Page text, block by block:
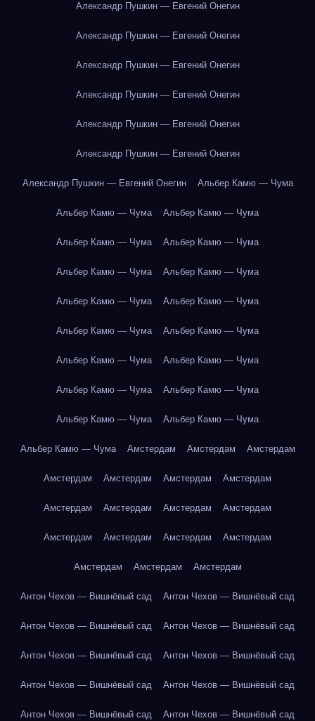
Александр Пушкин — Евгений Онегин
Александр Пушкин — Евгений Онегин
Александр Пушкин — Евгений Онегин
Александр Пушкин — Евгений Онегин
Александр Пушкин — Евгений Онегин
Александр Пушкин — Евгений Онегин
Александр Пушкин — Евгений Онегин Альбер Камю — Чума
Альбер Камю — Чума Альбер Камю — Чума
Альбер Камю — Чума Альбер Камю — Чума
Альбер Камю — Чума Альбер Камю — Чума
Альбер Камю — Чума Альбер Камю — Чума
Альбер Камю — Чума Альбер Камю — Чума
Альбер Камю — Чума Альбер Камю — Чума
Альбер Камю — Чума Альбер Камю — Чума
Альбер Камю — Чума Альбер Камю — Чума
Альбер Камю — Чума Амстердам Амстердам Амстердам
Амстердам Амстердам Амстердам Амстердам
Амстердам Амстердам Амстердам Амстердам
Амстердам Амстердам Амстердам Амстердам
Амстердам Амстердам Амстердам
Антон Чехов — Вишнёвый сад Антон Чехов — Вишнёвый сад
Антон Чехов — Вишнёвый сад Антон Чехов — Вишнёвый сад
Антон Чехов — Вишнёвый сад Антон Чехов — Вишнёвый сад
Антон Чехов — Вишнёвый сад Антон Чехов — Вишнёвый сад
Антон Чехов — Вишнёвый сад Антон Чехов — Вишнёвый сад